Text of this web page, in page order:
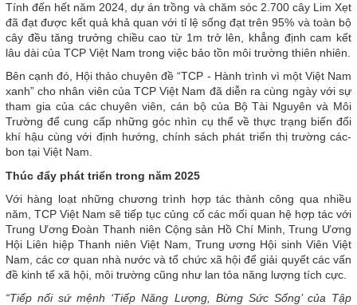
Tính đến hết năm 2024, dự án trồng và chăm sóc 2.700 cây Lim Xẹt
đã đạt được kết quả khả quan với tỉ lệ sống đạt trên 95% và toàn bộ
cây đều tăng trưởng chiều cao từ 1m trở lên, khẳng định cam kết
lâu dài của TCP Việt Nam trong việc bảo tồn môi trường thiên nhiên.
Bên cạnh đó, Hội thảo chuyên đề “TCP - Hành trình vì một Việt Nam
xanh” cho nhân viên của TCP Việt Nam đã diễn ra cùng ngày với sự
tham gia của các chuyên viên, cán bộ của Bộ Tài Nguyên và Môi
Trường để cung cấp những góc nhìn cụ thể về thực trạng biến đổi
khí hậu cùng với định hướng, chính sách phát triển thị trường các-
bon tại Việt Nam.
Thúc đẩy phát triển trong năm 2025
Với hàng loạt những chương trình hợp tác thành công qua nhiều
năm, TCP Việt Nam sẽ tiếp tục củng cố các mối quan hệ hợp tác với
Trung Ương Đoàn Thanh niên Cộng sản Hồ Chí Minh, Trung Ương
Hội Liên hiệp Thanh niên Việt Nam, Trung ương Hội sinh Viên Việt
Nam, các cơ quan nhà nước và tổ chức xã hội để giải quyết các vấn
đề kinh tế xã hội, môi trường cũng như lan tỏa năng lượng tích cực.
“Tiếp nối sứ mệnh ‘Tiếp Năng Lượng, Bừng Sức Sống’ của Tập